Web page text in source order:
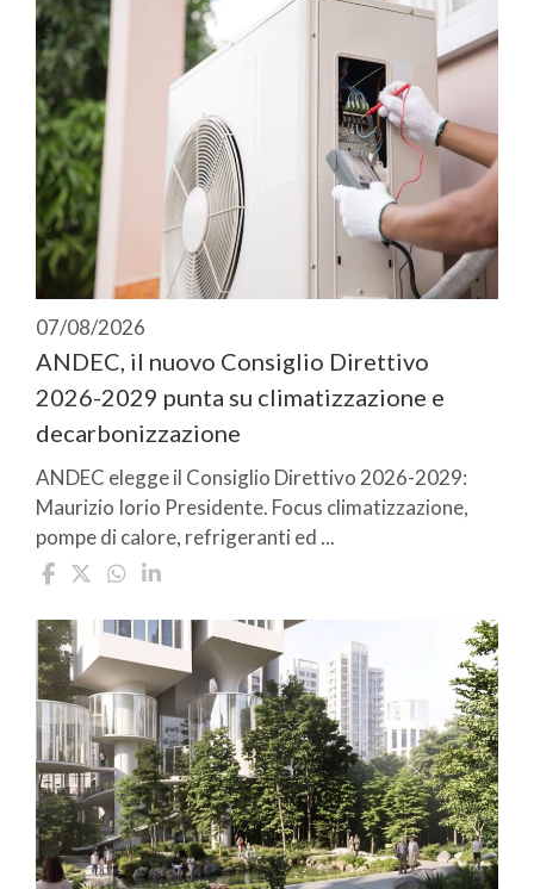
07/08/2026
ANDEC, il nuovo Consiglio Direttivo
2026-2029 punta su climatizzazione e
decarbonizzazione
ANDEC elegge il Consiglio Direttivo 2026-2029:
Maurizio Iorio Presidente. Focus climatizzazione,
pompe di calore, refrigeranti ed ...